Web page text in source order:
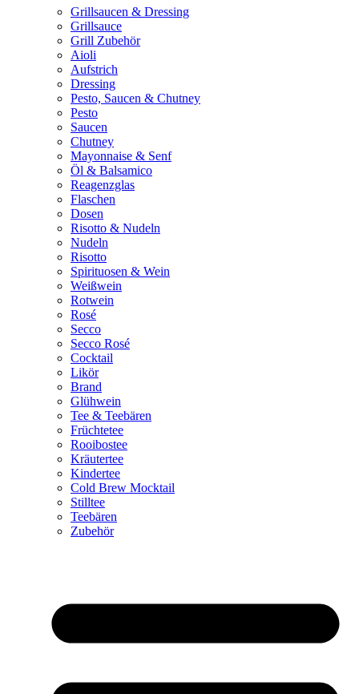
Grillsaucen & Dressing
Grillsauce
Grill Zubehör
Aioli
Aufstrich
Dressing
Pesto, Saucen & Chutney
Pesto
Saucen
Chutney
Mayonnaise & Senf
Öl & Balsamico
Reagenzglas
Flaschen
Dosen
Risotto & Nudeln
Nudeln
Risotto
Spirituosen & Wein
Weißwein
Rotwein
Rosé
Secco
Secco Rosé
Cocktail
Likör
Brand
Glühwein
Tee & Teebären
Früchtetee
Rooibostee
Kräutertee
Kindertee
Cold Brew Mocktail
Stilltee
Teebären
Zubehör